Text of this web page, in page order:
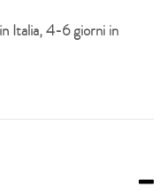
Italia, 4-6 giorni in